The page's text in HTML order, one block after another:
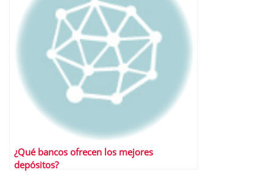
¿Qué bancos ofrecen los mejores
depósitos?